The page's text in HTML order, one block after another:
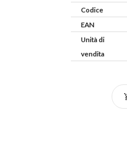
Codice
EAN
Unità di
vendita